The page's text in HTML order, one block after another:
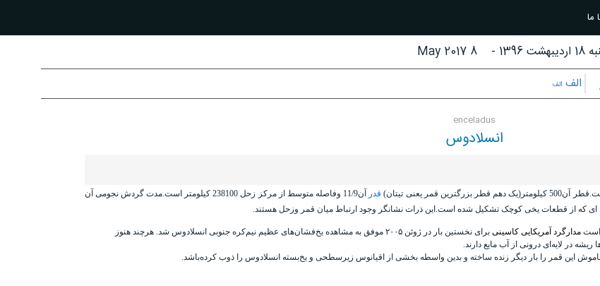
ما
1396
-
8 May 2017
الف الف
enceladus
انسلادوس
بزرگترین قمر یعنی تیتان) قدر
آن11/9 وفاصله متوسط از مرکز زحل 238100 کیلومتر است.مدت گردش نجومی آن
ای که از قطعات یخی کوچک تشکیل شده است.این ذرات نشانگر وجود ارتباط میان قمر وزحل هستند.
مدارگرد آمریکایی کاسینی
برای نخستین بار در ژوئن ۲۰۰۵ موفق به مشاهده یخ‌فشان‌های عظیم نیم‌کره جنوبی انسلادوس شد. هرچند هنوز
در لایه‌ای درونی از آب مایع دارند.
این قمر را بار دیگر زنده ساخته و بدین واسطه بخشی از اقیانوس زیرسطحی و یخ‌بسته انسلادوس را ذوب کرده‌باشد.